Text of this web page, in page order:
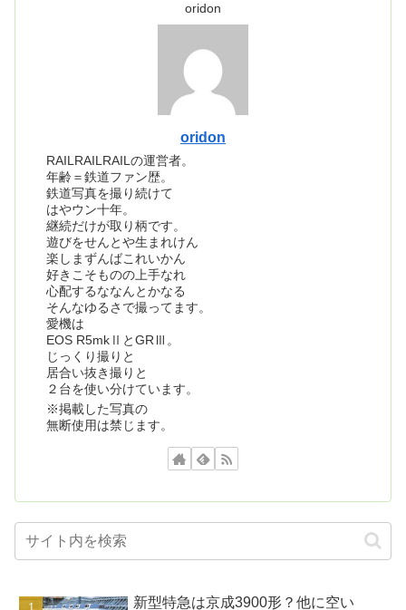
oridon
oridon
RAILRAILRAILの運営者。
年齢＝鉄道ファン歴。
鉄道写真を撮り続けて
はやウン十年。
継続だけが取り柄です。
遊びをせんとや生まれけん
楽しまずんばこれいかん
好きこそものの上手なれ
心配するななんとかなる
そんなゆるさで撮ってます。
愛機は
EOS R5mkⅡとGRⅢ。
じっくり撮りと
居合い抜き撮りと
２台を使い分けています。
※掲載した写真の
無断使用は禁じます。
新型特急は京成3900形？他に空い